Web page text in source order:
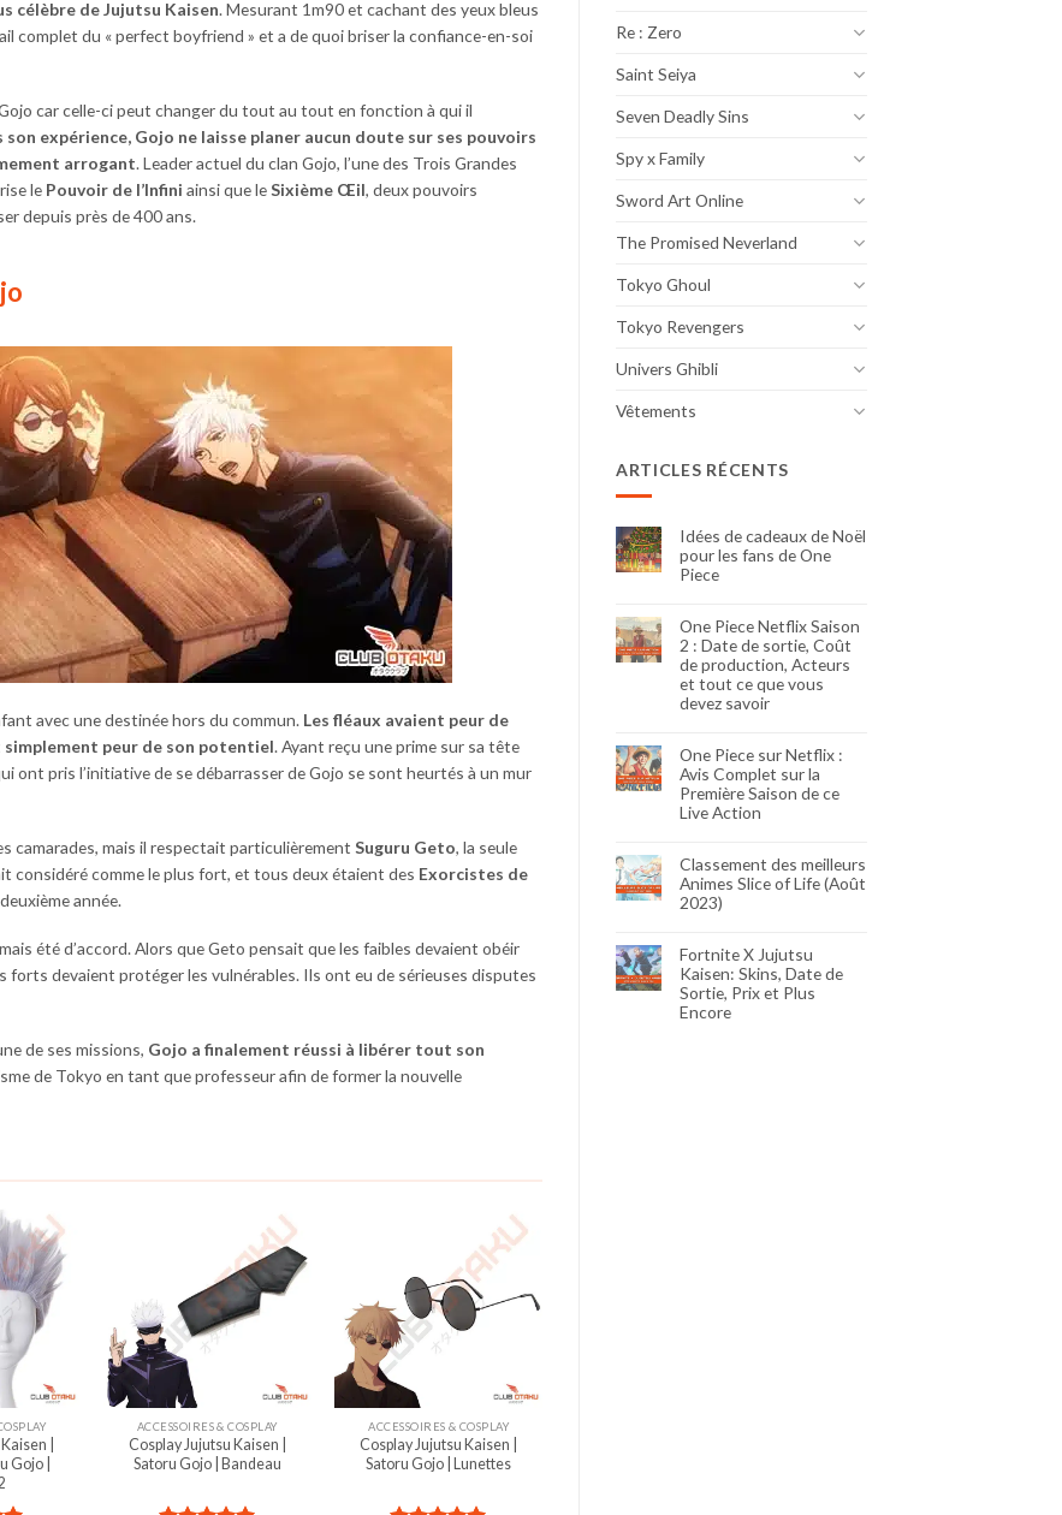
célèbre de Jujutsu Kaisen. Mesurant 1m90 et cachant des yeux bleus
complet du « perfect boyfriend » et a de quoi briser la confiance-en-soi
car celle-ci peut changer du tout au tout en fonction à qui il
expérience, Gojo ne laisse planer aucun doute sur ses pouvoirs
arrogant. Leader actuel du clan Gojo, l’une des Trois Grandes
le Pouvoir de l’Infini ainsi que leSixième Œil, deux pouvoirs
depuis près de 400 ans.
avec une destinée hors du commun. Les fléaux avaient peur de
simplement peur de son potentiel. Ayant reçu une prime sur sa tête
ont pris l’initiative de se débarrasser de Gojo se sont heurtés à un mur
camarades, mais il respectait particulièrement Suguru Geto, la seule
considéré comme le plus fort, et tous deux étaient des Exorcistes de
année.
été d’accord. Alors que Geto pensait que les faibles devaient obéir
devaient protéger les vulnérables. Ils ont eu de sérieuses disputes
de ses missions, Gojo a finalement réussi à libérer tout son
de Tokyo en tant que professeur afin de former la nouvelle
|
Gojo |
ACCESSOIRES & COSPLAY
Cosplay Jujutsu Kaisen |
Satoru Gojo | Bandeau
ACCESSOIRES & COSPLAY
Cosplay Jujutsu Kaisen |
Satoru Gojo | Lunettes
Re : Zero
Saint Seiya
Seven Deadly Sins
Spy x Family
Sword Art Online
The Promised Neverland
Tokyo Ghoul
Tokyo Revengers
Univers Ghibli
Vêtements
ARTICLES RÉCENTS
Idées de cadeaux de Noël
pour les fans de One
Piece
One Piece Netflix Saison
2 : Date de sortie, Coût
de production, Acteurs
et tout ce que vous
devez savoir
One Piece sur Netflix :
Avis Complet sur la
Première Saison de ce
Live Action
Classement des meilleurs
Animes Slice of Life (Août
2023)
Fortnite X Jujutsu
Kaisen: Skins, Date de
Sortie, Prix et Plus
Encore